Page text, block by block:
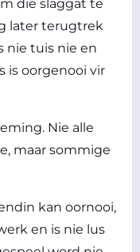
die slaggat te
later terugtrek
nie tuis nie en
is oorgenooi vir
Nie alle
maar sommige
kan oornooi,
en is nie lus